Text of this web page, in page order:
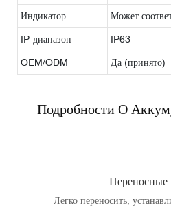
Индикатор Может
IP-диапазон IP63
OEM/ODM Да (принято)
Подробности О
Переносные
Легко переносить,